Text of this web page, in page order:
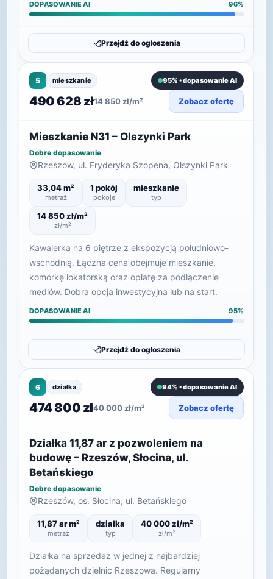
DOPASOWANIE AI 96%
Przejdź do ogłoszenia
5 mieszkanie 95% • dopasowanie AI
490 628 zł14 850 zł/m² Zobacz ofertę
Mieszkanie N31 – Olszynki Park
Dobre dopasowanie
Rzeszów, ul. Fryderyka Szopena, Olszynki Park
33,04 m²
metraż
1 pokój
pokoje
mieszkanie
typ
14 850 zł/m²
zł/m²
Kawalerka na 6 piętrze z ekspozycją południowo-
wschodnią. Łączna cena obejmuje mieszkanie,
komórkę lokatorską oraz opłatę za podłączenie
mediów. Dobra opcja inwestycyjna lub na start.
DOPASOWANIE AI 95%
Przejdź do ogłoszenia
6 działka 94% • dopasowanie AI
474 800 zł40 000 zł/m² Zobacz ofertę
Działka 11,87 ar z pozwoleniem na
budowę – Rzeszów, Słocina, ul.
Betańskiego
Dobre dopasowanie
Rzeszów, os. Słocina, ul. Betańskiego
11,87 ar m²
metraż
działka
typ
40 000 zł/m²
zł/m²
Działka na sprzedaż w jednej z najbardziej
pożądanych dzielnic Rzeszowa. Regularny